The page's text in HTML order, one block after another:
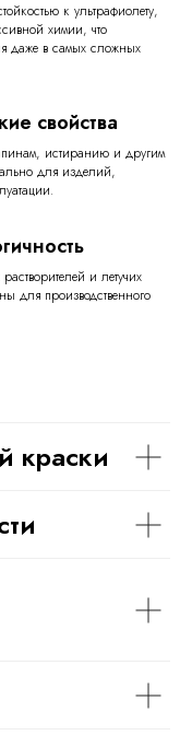
к ультрафиолету,
химии, что
даже в самых сложных
свойства
истиранию и другим
для изделий,
и летучих
для производственного
краски